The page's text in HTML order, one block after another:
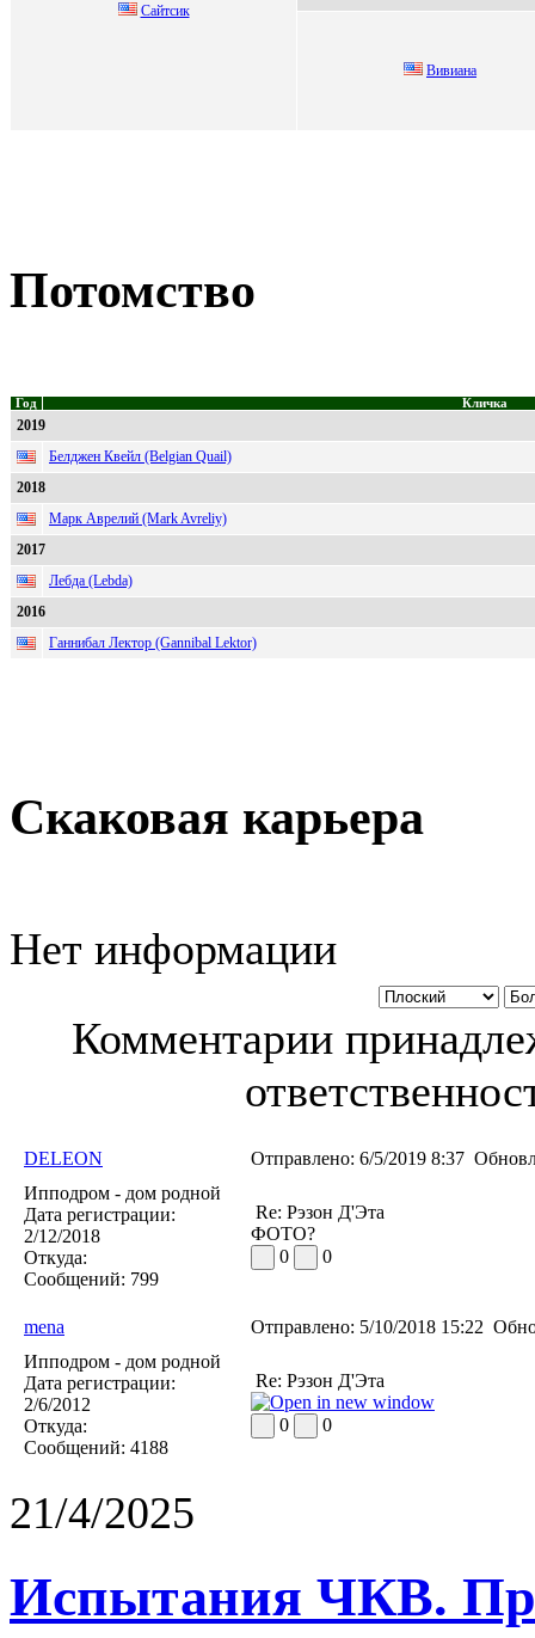
Сaйтсик
Вивиaнa
Потомство
Год Кличка
2019
Белджен Квейл (Belgian Quail)
2018
Марк Аврелий (Mark Avreliy)
2017
Лебда (Lebda)
2016
Ганнибал Лектор (Gannibal Lektor)
Скаковая карьера
Нет информации
Комментарии
DELEON Отправлено: 6/5/2019 8:37
Ипподром - дом родной
Дата регистрации:
2/12/2018
Откуда:
Сообщений: 799
Re: Рэзон Д'Эта
ФОТО?
0
0
mena Отправлено: 5/10/2018 15:22
Ипподром - дом родной
Дата регистрации:
2/6/2012
Откуда:
Сообщений: 4188
Re: Рэзон Д'Эта
0 0
21/4/2025
Испытания ЧКВ.